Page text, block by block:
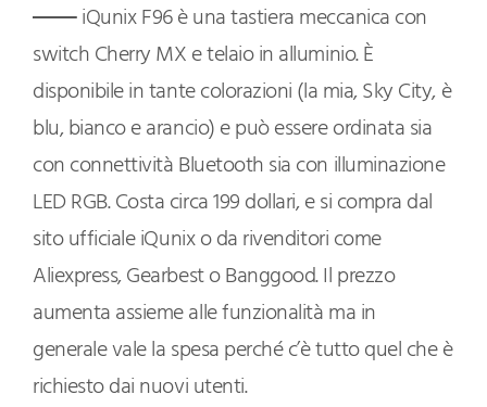
iQunix F96 è una tastiera meccanica con
switch Cherry MX e telaio in alluminio. È
disponibile in tante colorazioni (la mia, Sky City, è
blu, bianco e arancio) e può essere ordinata sia
con connettività Bluetooth sia con illuminazione
LED RGB. Costa circa 199 dollari, e si compra dal
sito ufficiale iQunix o da rivenditori come
Aliexpress, Gearbest o Banggood. Il prezzo
aumenta assieme alle funzionalità ma in
generale vale la spesa perché c’è tutto quel che è
richiesto dai nuovi utenti.